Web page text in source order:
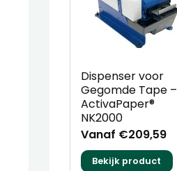
Dispenser voor
Gegomde Tape –
ActivaPaper®
NK2000
Vanaf €209,59
Bekijk product